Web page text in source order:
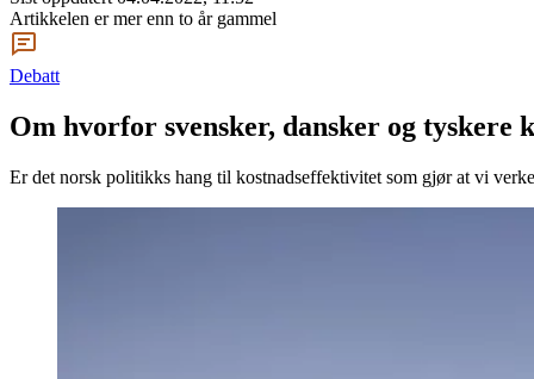
Artikkelen er mer enn to år gammel
Debatt
Om hvorfor svensker, dansker og tyskere
Er det norsk politikks hang til kostnadseffektivitet som gjør at vi